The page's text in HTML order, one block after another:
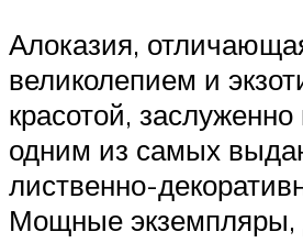
Алоказия,
великолепием и
красотой, заслуженно
одним из самых
лиственно-
Мощные экземпляры,